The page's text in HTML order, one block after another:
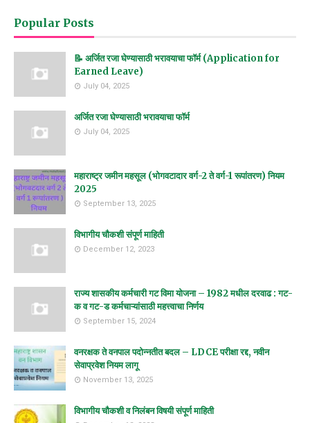
Popular Posts
📝 अर्जित रजा घेण्यासाठी भरावयाचा फॉर्म (Application for
Earned Leave)
July 04, 2025
अर्जित रजा घेण्यासाठी भरावयाचा फॉर्म
July 04, 2025
महाराष्ट्र जमीन महसूल (भोगवटादार वर्ग-2 ते वर्ग-1 रूपांतरण) नियम
2025
September 13, 2025
विभागीय चौकशी संपूर्ण माहिती
December 12, 2023
राज्य शासकीय कर्मचारी गट विमा योजना – 1982 मधील दरवाढ : गट-
क व गट-ड कर्मचाऱ्यांसाठी महत्त्वाचा निर्णय
September 15, 2024
वनरक्षक ते वनपाल पदोन्नतीत बदल – LDCE परीक्षा रद्द, नवीन
सेवाप्रवेश नियम लागू
November 13, 2025
विभागीय चौकशी व निलंबन विषयी संपूर्ण माहिती